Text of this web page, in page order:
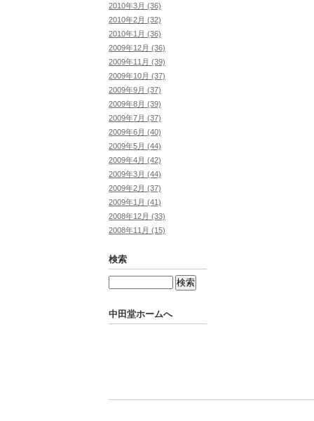
2010年3月 (36)
2010年2月 (32)
2010年1月 (36)
2009年12月 (36)
2009年11月 (39)
2009年10月 (37)
2009年9月 (37)
2009年8月 (39)
2009年7月 (37)
2009年6月 (40)
2009年5月 (44)
2009年4月 (42)
2009年3月 (44)
2009年2月 (37)
2009年1月 (41)
2008年12月 (33)
2008年11月 (15)
検索
中田堂ホームへ